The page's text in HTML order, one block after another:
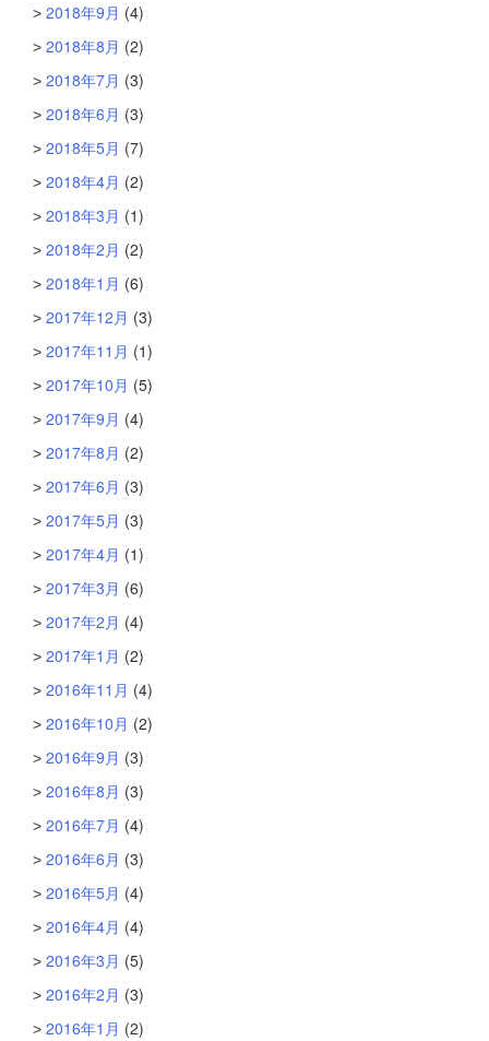
2018年9月 (4)
2018年8月 (2)
2018年7月 (3)
2018年6月 (3)
2018年5月 (7)
2018年4月 (2)
2018年3月 (1)
2018年2月 (2)
2018年1月 (6)
2017年12月 (3)
2017年11月 (1)
2017年10月 (5)
2017年9月 (4)
2017年8月 (2)
2017年6月 (3)
2017年5月 (3)
2017年4月 (1)
2017年3月 (6)
2017年2月 (4)
2017年1月 (2)
2016年11月 (4)
2016年10月 (2)
2016年9月 (3)
2016年8月 (3)
2016年7月 (4)
2016年6月 (3)
2016年5月 (4)
2016年4月 (4)
2016年3月 (5)
2016年2月 (3)
2016年1月 (2)